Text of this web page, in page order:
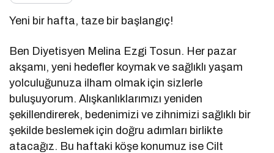
Yeni bir hafta, taze bir başlangıç!
Ben Diyetisyen Melina Ezgi Tosun. Her pazar
akşamı, yeni hedefler koymak ve sağlıklı yaşam
yolculuğunuza ilham olmak için sizlerle
buluşuyorum. Alışkanlıklarımızı yeniden
şekillendirerek, bedenimizi ve zihnimizi sağlıklı bir
şekilde beslemek için doğru adımları birlikte
atacağız. Bu haftaki köşe konumuz ise Cilt